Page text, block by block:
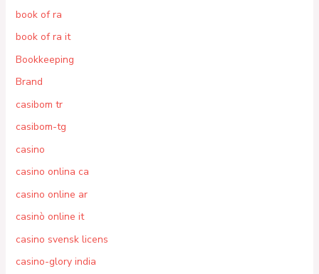
book of ra
book of ra it
Bookkeeping
Brand
casibom tr
casibom-tg
casino
casino onlina ca
casino online ar
casinò online it
casino svensk licens
casino-glory india